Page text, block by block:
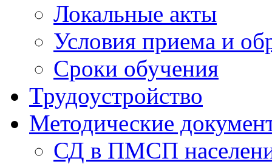
Локальные акты
Условия приема и
Сроки обучения
Трудоустройство
Методические
СД в ПМСП